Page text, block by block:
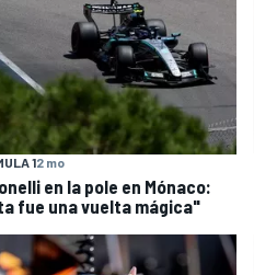
12 mo
en la pole en Mónaco:
fue una vuelta mágica"